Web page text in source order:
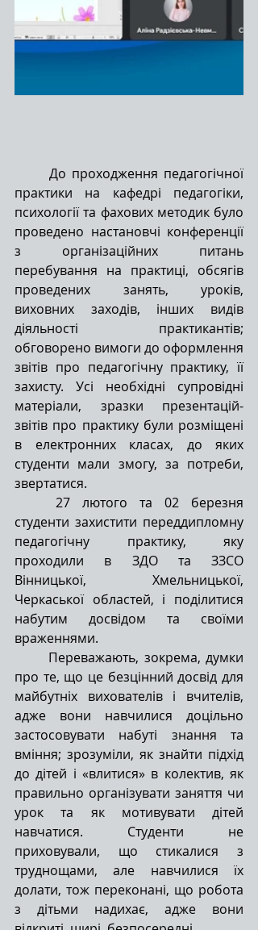
До проходження педагогічної
практики на кафедрі педагогіки,
психології та фахових методик було
проведено настановчі конференції
з організаційних питань
перебування на практиці, обсягів
проведених занять, уроків,
виховних заходів, інших видів
діяльності практикантів;
обговорено вимоги до оформлення
звітів про педагогічну практику, її
захисту. Усі необхідні супровідні
матеріали, зразки презентацій-
звітів про практику були розміщені
в електронних класах, до яких
студенти мали змогу, за потреби,
звертатися.
27 лютого та 02 березня
студенти захистити переддипломну
педагогічну практику, яку
проходили в ЗДО та ЗЗСО
Вінницької, Хмельницької,
Черкаської областей, і поділитися
набутим досвідом та своїми
враженнями.
Переважають, зокрема, думки
про те, що це безцінний досвід для
майбутніх вихователів і вчителів,
адже вони навчилися доцільно
застосовувати набуті знання та
вміння; зрозуміли, як знайти підхід
до дітей і «влитися» в колектив, як
правильно організувати заняття чи
урок та як мотивувати дітей
навчатися. Студенти не
приховували, що стикалися з
труднощами, але навчилися їх
долати, тож переконані, що робота
з дітьми надихає, адже вони